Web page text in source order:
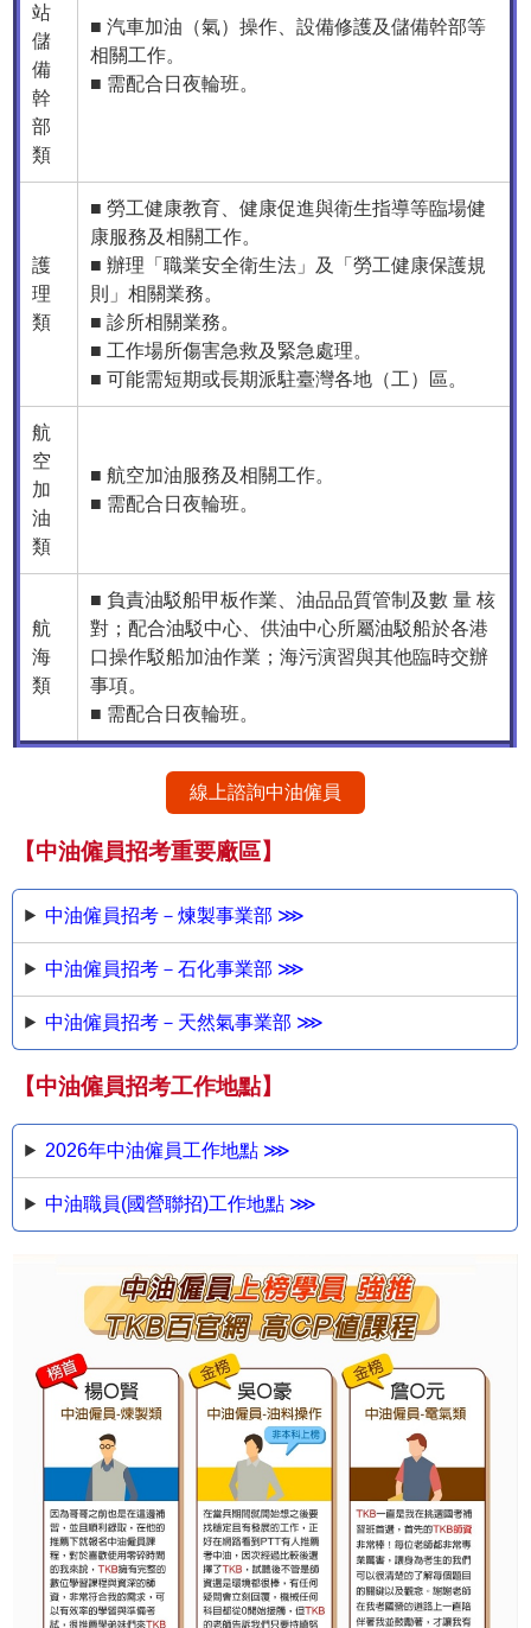
站
儲
備
幹
部
類
■ 汽車加油（氣）操作、設備修護及儲備幹部等
相關工作。
■ 需配合日夜輪班。
護
理
類
■ 勞工健康教育、健康促進與衛生指導等臨場健
康服務及相關工作。
■ 辦理「職業安全衛生法」及「勞工健康保護規
則」相關業務。
■ 診所相關業務。
■ 工作場所傷害急救及緊急處理。
■ 可能需短期或長期派駐臺灣各地（工）區。
航
空
加
油
類
■ 航空加油服務及相關工作。
■ 需配合日夜輪班。
航
海
類
■ 負責油駁船甲板作業、油品品質管制及數 量 核
對；配合油駁中心、供油中心所屬油駁船於各港
口操作駁船加油作業；海污演習與其他臨時交辦
事項。
■ 需配合日夜輪班。
線上諮詢中油僱員
【中油僱員招考重要廠區】
中油僱員招考－煉製事業部 ⋙
中油僱員招考－石化事業部 ⋙
中油僱員招考－天然氣事業部 ⋙
【中油僱員招考工作地點】
2026年中油僱員工作地點 ⋙
中油職員(國營聯招)工作地點 ⋙